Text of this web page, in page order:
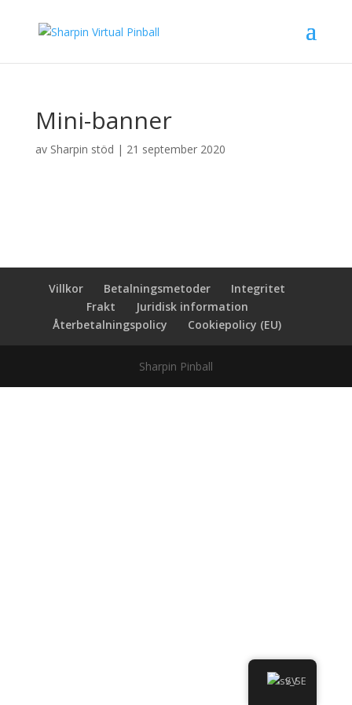
Mini-banner
av Sharpin stöd | 21 september 2020
Villkor Betalningsmetoder
Integritet
Frakt
Juridisk information
Återbetalningspolicy
Cookiepolicy (EU)
Sharpin Pinball
SV